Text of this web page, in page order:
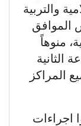
والتربية
الموافق
منوهاً
الثانية
المراكز
اجراءات